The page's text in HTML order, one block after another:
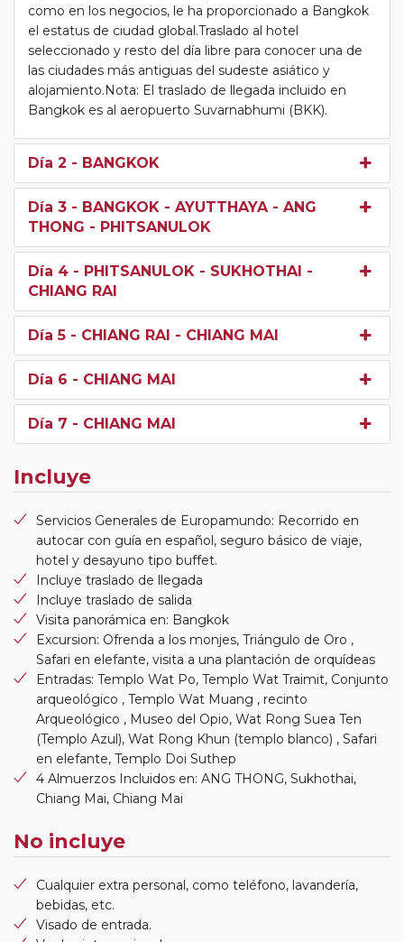
como en los negocios, le ha proporcionado a Bangkok
el estatus de ciudad global.Traslado al hotel
seleccionado y resto del día libre para conocer una de
las ciudades más antiguas del sudeste asiático y
alojamiento.Nota: El traslado de llegada incluido en
Bangkok es al aeropuerto Suvarnabhumi (BKK).
Día 2 - BANGKOK
Día 3 - BANGKOK - AYUTTHAYA - ANG
THONG - PHITSANULOK
Día 4 - PHITSANULOK - SUKHOTHAI -
CHIANG RAI
Día 5 - CHIANG RAI - CHIANG MAI
Día 6 - CHIANG MAI
Día 7 - CHIANG MAI
Incluye
Servicios Generales de Europamundo: Recorrido en
autocar con guía en español, seguro básico de viaje,
hotel y desayuno tipo buffet.
Incluye traslado de llegada
Incluye traslado de salida
Visita panorámica en: Bangkok
Excursion: Ofrenda a los monjes, Triángulo de Oro ,
Safari en elefante, visita a una plantación de orquídeas
Entradas: Templo Wat Po, Templo Wat Traimit, Conjunto
arqueológico , Templo Wat Muang , recinto
Arqueológico , Museo del Opio, Wat Rong Suea Ten
(Templo Azul), Wat Rong Khun (templo blanco) , Safari
en elefante, Templo Doi Suthep
4 Almuerzos Incluidos en: ANG THONG, Sukhothai,
Chiang Mai, Chiang Mai
No incluye
Cualquier extra personal, como teléfono, lavandería,
bebidas, etc.
Visado de entrada.